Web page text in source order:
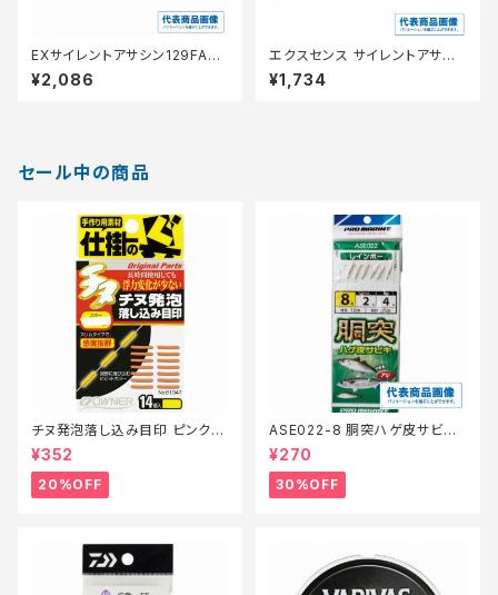
EXサイレントアサシン129FARX
Ｍ−129N
¥2,086
エクスセンス サイレントアサシ
ンジェットブースト 80S ＸＭ−2
80Ｎ 018
¥1,734
セール中の商品
チヌ発泡落し込み目印 ピンク
【特価仕掛】【20】
¥352
20%OFF
ASE022-8 胴突ハゲ皮サビキ
8【特価仕掛】【30】
¥270
30%OFF